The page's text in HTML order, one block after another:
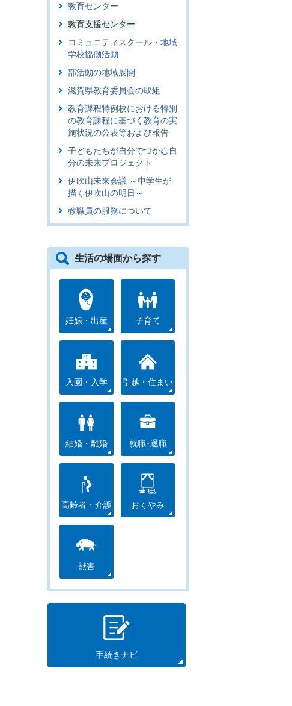
教育センター
教育支援センター
コミュニティスクール・地域
学校協働活動
部活動の地域展開
滋賀県教育委員会の取組
教育課程特例校における特別
の教育課程に基づく教育の実
施状況の公表等および報告
子どもたちが自分でつかむ自
分の未来プロジェクト
伊吹山未来会議 ～中学生が
描く伊吹山の明日～
教職員の服務について
生活の場面から探す
妊娠・出産 子育て
入園・入学 引越・住まい
結婚・離婚 就職･退職
高齢者・介護 おくやみ
獣害
手続きナビ